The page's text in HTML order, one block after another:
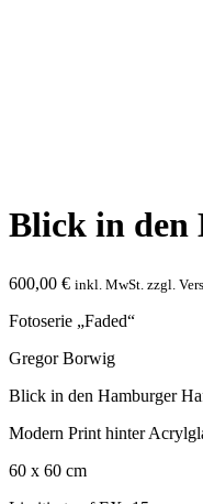
Blick in den
600,00 € inkl. MwSt. zzgl.
Fotoserie „Faded“
Gregor Borwig
Blick in den Hamburger
Modern Print hinter
60 x 60 cm